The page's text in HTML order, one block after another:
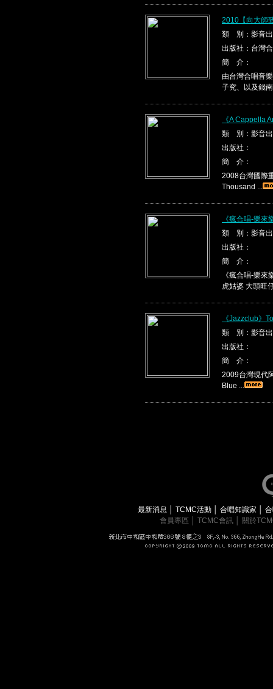
2010【向大師
類 別：影音
出版社：台灣
簡 介：
由台灣合唱音
子究、以及錢
《A Cappella
類 別：影音
出版社：
簡 介：
2008台灣國際
Thousand ...
《瘋合唱-樂
類 別：影音
出版社：
簡 介：
《瘋合唱-樂
虎姑婆 大頭旺
《Jazzclub》
類 別：影音
出版社：
簡 介：
2009台灣現代
Blue ...
最新消息 TCMC活動 合唱知識家
會員專區
TCMC會訊 關於